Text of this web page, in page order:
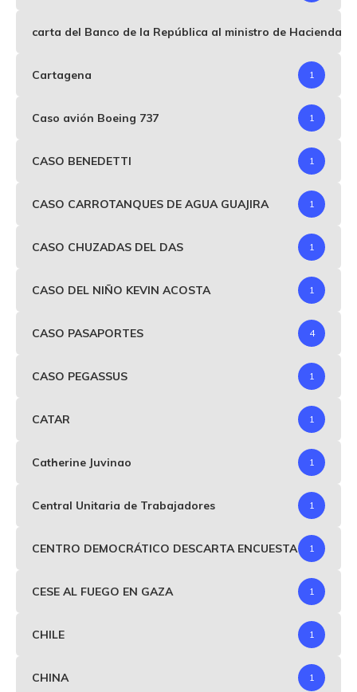
carta del Banco de la República al ministro de Hacienda
Cartagena 1
Caso avión Boeing 737 1
CASO BENEDETTI 1
CASO CARROTANQUES DE AGUA GUAJIRA 1
CASO CHUZADAS DEL DAS 1
CASO DEL NIÑO KEVIN ACOSTA 1
CASO PASAPORTES 4
CASO PEGASSUS 1
CATAR 1
Catherine Juvinao 1
Central Unitaria de Trabajadores 1
CENTRO DEMOCRÁTICO DESCARTA ENCUESTA 1
CESE AL FUEGO EN GAZA 1
CHILE 1
CHINA 1